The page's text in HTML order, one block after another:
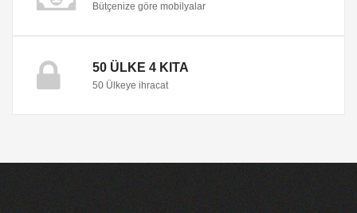
Bütçenize göre mobilyalar
50 ÜLKE 4 KITA
50 Ülkeye ihracat